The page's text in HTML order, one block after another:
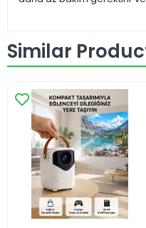
Similar